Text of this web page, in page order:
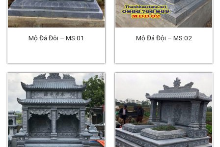
Mộ Đá Đôi – MS:01 Mộ Đá Đội – MS:02